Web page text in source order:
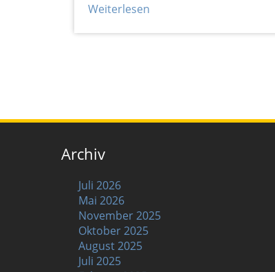
Weiterlesen
Archiv
Juli 2026
Mai 2026
November 2025
Oktober 2025
August 2025
Juli 2025